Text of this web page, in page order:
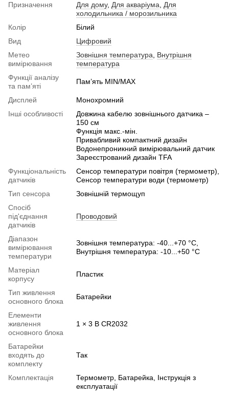
Призначення Для дому, Для акваріума
Для
холодильника / морозильника
Колір
Білий
Вид
Цифровий
Метео
вимірювання
Зовнішня температура
Внутрішня
температура
Функції аналізу
та пам’яті
Пам’ять MIN/MAX
Дисплей
Монохромний
Інші особливості
Довжина кабелю зовнішнього датчика –
150 см
Функція макс.-мін.
Привабливий компактний дизайн
Водонепроникний вимірювальний датчик
Зареєстрований дизайн TFA
Функціональність
датчиків
Сенсор температури повітря (термометр),
Сенсор температури води (термометр)
Тип сенсора
Зовнішній термощуп
Спосіб
під'єднання
датчиків
Проводовий
Діапазон
вимірювання
температури
Зовнішня температура: -40...+70 °C,
Внутрішня температура: -10...+50 °C
Матеріал
корпусу
Пластик
Тип живлення
основного блока
Батарейки
Елементи
живлення
основного блока
1 × 3 В CR2032
Батарейки
входять до
комплекту
Так
Комплектація
Термометр, Батарейка, Інструкція з
експлуатації